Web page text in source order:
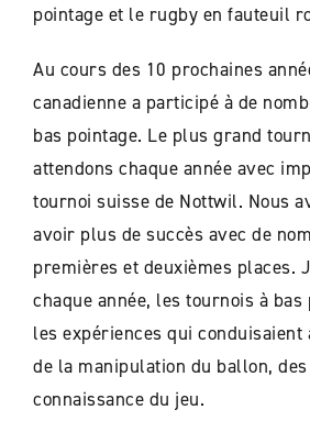
pointage et le rugby en fauteuil
Au cours des 10 prochaines
canadienne a participé à de
bas pointage. Le plus grand
attendons chaque année avec
tournoi suisse de Nottwil. Nous
avoir plus de succès avec de
premières et deuxièmes places.
chaque année, les tournois à bas
les expériences qui conduisaient
de la manipulation du ballon,
connaissance du jeu.